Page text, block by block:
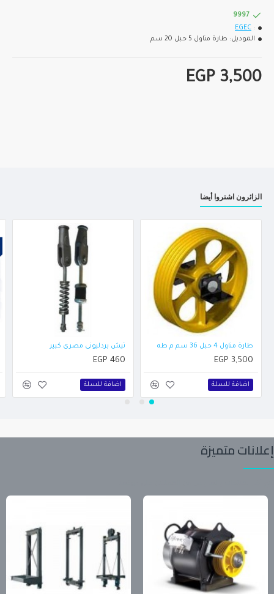
EGP 3,500
9997
:
EGEC
الموديل: طارة مناول 5 حبل 20 سم
الزائرون اشتروا أيضا
طارة مناول 4 حبل 36 سم م طه
EGP 3,500
اضافة للسلة
تيش بردليونى مصرى كبير
EGP 460
اضافة للسلة
إعلانات متميزة